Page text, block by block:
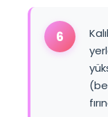
6